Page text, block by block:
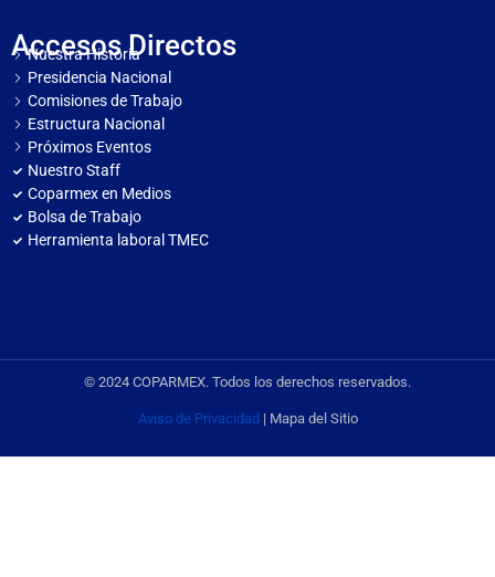
Accesos Directos
Nuestra Historia
Presidencia Nacional
Comisiones de Trabajo
Estructura Nacional
Próximos Eventos
Nuestro Staff
Coparmex en Medios
Bolsa de Trabajo
Herramienta laboral TMEC
© 2024 COPARMEX. Todos los derechos reservados.
Aviso de Privacidad | Mapa del Sitio